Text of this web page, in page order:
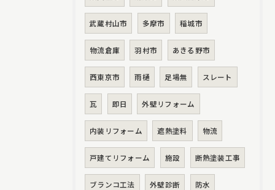
武蔵村山市 多摩市 稲城市
物流倉庫 羽村市 あきる野市
西東京市 雨樋 足場無 スレート
瓦 即日 外壁リフォーム
内装リフォーム 遮熱塗料 物流
戸建てリフォーム 施設 断熱塗装工事
ブランコ工法 外壁診断 防水